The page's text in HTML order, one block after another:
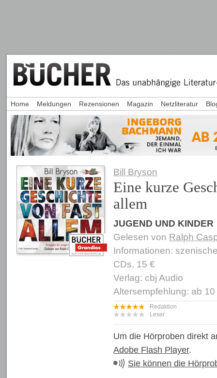
Bill Bryson
Eine kurze
allem
JUGEND UND KINDER
Gelesen von Ralph
Informationen:
CDs, 15 €
Verlag: cbj Audio
Altersempfehlung: ab
Redaktion
Leser
Um die Hörproben direkt
Adobe Flash Player.
Sie können die
Home Meldungen Rezensionen Magazin Netzliteratur